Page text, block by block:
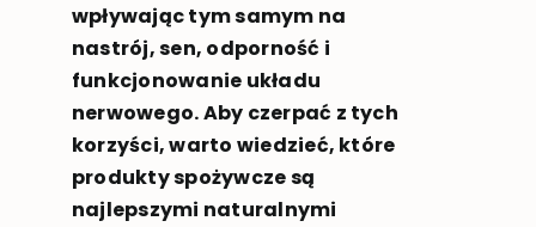
wpływając tym samym na
nastrój, sen, odporność i
funkcjonowanie układu
nerwowego. Aby czerpać z tych
korzyści, warto wiedzieć, które
produkty spożywcze są
najlepszymi naturalnymi